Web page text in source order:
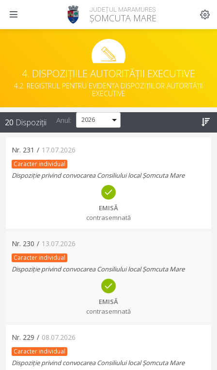
JUDEȚUL MARAMUREȘ
ȘOMCUTA MARE
4. DISPOZIȚIILE AUTORITĂȚII EXECUTIVE
4.2. REGISTRUL PENTRU EVIDENȚA DISPOZIȚIILOR AUTORITĂȚII
EXECUTIVE
20 Dispoziții Anul:
Nr. 231 / 17.07.2026
Caracter individual
Dispoziție privind convocarea Consiliului local Șomcuta Mare
EMISĂ
contrasemnată
Nr. 230 / 13.07.2026
Caracter individual
Dispoziție privind convocarea Consiliului local Șomcuta Mare
EMISĂ
contrasemnată
Nr. 229 / 08.07.2026
Caracter individual
Dispoziție privind convocarea Consiliului local Șomcuta Mare